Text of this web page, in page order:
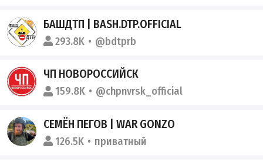
БАШДТП | BASH.DTP.OFFICIAL
293.8K @bdtprb
ЧП НОВОРОССИЙСК
159.8K @chpnvrsk_official
СЕМЁН ПЕГОВ | WAR GONZO
126.5K приватный